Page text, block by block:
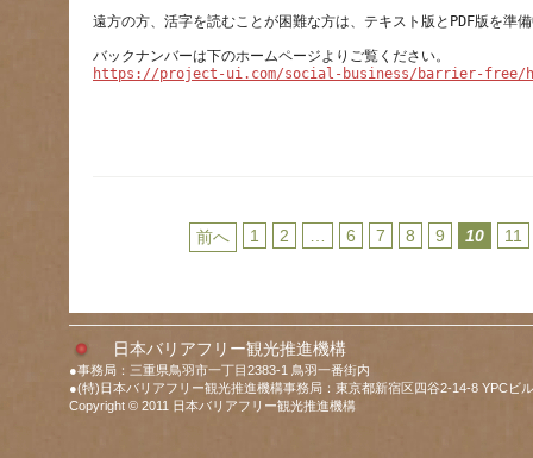
バックナンバーは下のホームページよりご覧ください。
https://project-ui.com/social-business/barrier-
前へ 1 2 6 7 8 9 10 11
日本バリアフリー観光推進機構
●事務局：三重県鳥羽市一丁目2383-1 鳥羽一番街内
●(特)日本バリアフリー観光推進機構事務局：東京都新宿区四谷2-14-8 YPCビ
Copyright © 2011 日本バリアフリー観光推進機構